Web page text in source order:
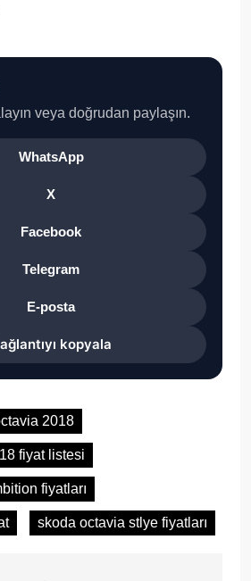
veya doğrudan paylaşın.
WhatsApp
X
Facebook
Telegram
E-posta
kopyala
2018
fiyat listesi
fiyatları
skoda octavia stlye fiyatları